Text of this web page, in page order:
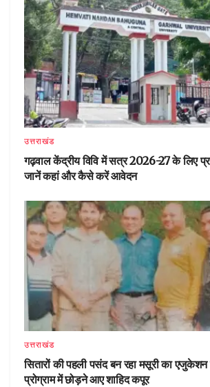
उत्तराखंड
गढ़वाल केंद्रीय विवि में सत्र 2026-27 के लिए
जानें कहां और कैसे करें आवेदन
उत्तराखंड
सितारों की पहली पसंद बन रहा मसूरी का
प्रोग्राम में छोड़ने आए शाहिद कपूर